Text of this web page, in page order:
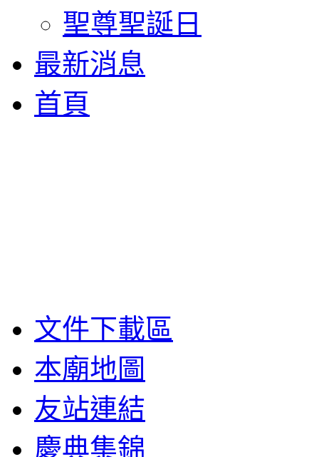
聖尊聖誕日
最新消息
首頁
文件下載區
本廟地圖
友站連結
慶典集錦